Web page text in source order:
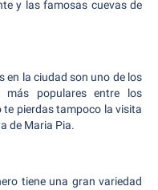
y las famosas cuevas de
en la ciudad son uno de los
más populares entre los
te pierdas tampoco la visita
de Maria Pia.
tiene una gran variedad